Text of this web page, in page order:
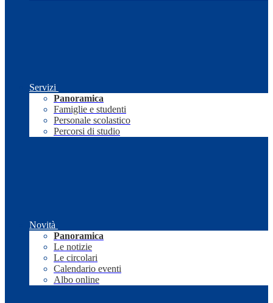
Servizi
Panoramica
Famiglie e studenti
Personale scolastico
Percorsi di studio
Novità
Panoramica
Le notizie
Le circolari
Calendario eventi
Albo online